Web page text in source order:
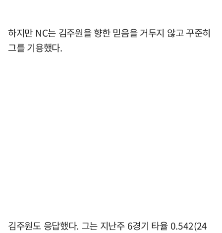
하지만 NC는 김주원을 향한 믿음을 거두지 않고 꾸준히
그를 기용했다.
김주원도 응답했다. 그는 지난주 6경기 타율 0.542(24